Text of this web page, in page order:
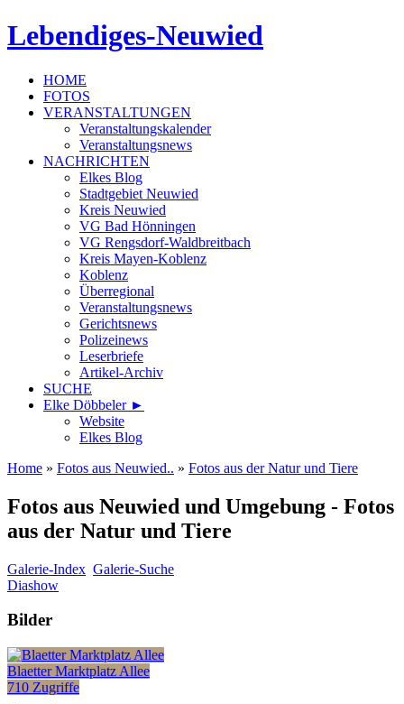
Lebendiges-Neuwied
HOME
FOTOS
VERANSTALTUNGEN
Veranstaltungskalender
Veranstaltungsnews
NACHRICHTEN
Elkes Blog
Stadtgebiet Neuwied
Kreis Neuwied
VG Bad Hönningen
VG Rengsdorf-Waldbreitbach
Kreis Mayen-Koblenz
Koblenz
Überregional
Veranstaltungsnews
Gerichtsnews
Polizeinews
Leserbriefe
Artikel-Archiv
SUCHE
Elke Döbbeler ►
Website
Elkes Blog
Home » Fotos aus Neuwied.. » Fotos aus der Natur und Tiere
Fotos aus Neuwied und Umgebung - Fotos
aus der Natur und Tiere
Galerie-Index Galerie-Suche
Diashow
Bilder
Blaetter Marktplatz Allee
710 Zugriffe